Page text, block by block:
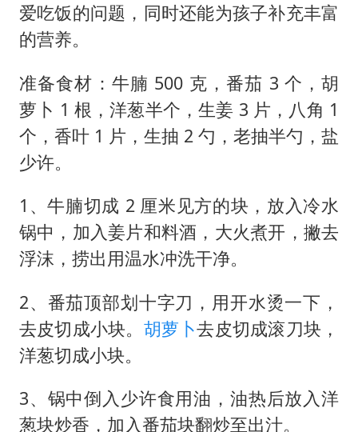
爱吃饭的问题，同时还能为孩子补充丰富
的营养。
准备食材：牛腩 500 克，番茄 3 个，胡
萝卜 1 根，洋葱半个，生姜 3 片，八角 1
个，香叶 1 片，生抽 2 勺，老抽半勺，盐
少许。
1、牛腩切成 2 厘米见方的块，放入冷水
锅中，加入姜片和料酒，大火煮开，撇去
浮沫，捞出用温水冲洗干净。
2、番茄顶部划十字刀，用开水烫一下，
去皮切成小块。 胡萝卜去皮切成滚刀块，
洋葱切成小块。
3、锅中倒入少许食用油，油热后放入洋
葱块炒香，加入番茄块翻炒至出汁。